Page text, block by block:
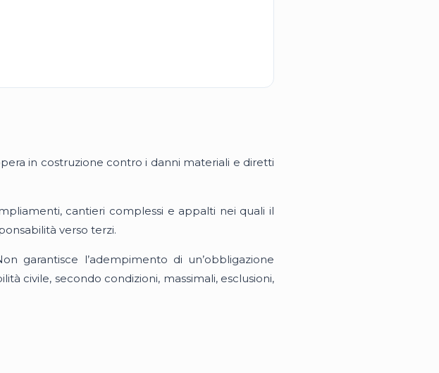
in costruzione contro i danni materiali e diretti
cantieri complessi e appalti nei quali il
verso terzi.
garantisce l’adempimento di un’obbligazione
civile, secondo condizioni, massimali, esclusioni,